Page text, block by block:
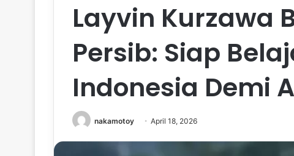
Layvin Kurzawa
Persib: Siap
Indonesia Demi
nakamotoy April 18, 2026